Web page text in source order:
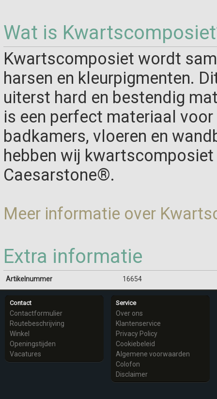
Wat is
Kwartscomposiet wordt
harsen en kleurpigmenten.
uiterst hard en bestendig
is een perfect materiaal
badkamers, vloeren en
hebben wij
Caesarstone®.
Meer informatie over
Extra informatie
Artikelnummer 16654
Contact
Contactformulier
Routebeschrijving
Winkel
Openingstijden
Vacatures
Service
Over ons
Klantenservice
Privacy Policy
Cookiebeleid
Algemene voorwaarden
Colofon
Disclaimer